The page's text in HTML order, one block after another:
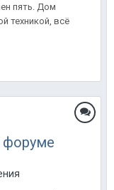
пять. Дом
техникой, всё
форуме